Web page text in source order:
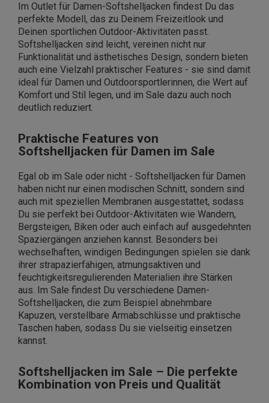
Im Outlet für Damen-Softshelljacken findest Du das
perfekte Modell, das zu Deinem Freizeitlook und
Deinen sportlichen Outdoor-Aktivitäten passt.
Softshelljacken sind leicht, vereinen nicht nur
Funktionalität und ästhetisches Design, sondern bieten
auch eine Vielzahl praktischer Features - sie sind damit
ideal für Damen und Outdoorsportlerinnen, die Wert auf
Komfort und Stil legen, und im Sale dazu auch noch
deutlich reduziert.
Praktische Features von
Softshelljacken für Damen im Sale
Egal ob im Sale oder nicht - Softshelljacken für Damen
haben nicht nur einen modischen Schnitt, sondern sind
auch mit speziellen Membranen ausgestattet, sodass
Du sie perfekt bei Outdoor-Aktivitäten wie Wandern,
Bergsteigen, Biken oder auch einfach auf ausgedehnten
Spaziergängen anziehen kannst. Besonders bei
wechselhaften, windigen Bedingungen spielen sie dank
ihrer strapazierfähigen, atmungsaktiven und
feuchtigkeitsregulierenden Materialien ihre Stärken
aus. Im Sale findest Du verschiedene Damen-
Softshelljacken, die zum Beispiel abnehmbare
Kapuzen, verstellbare Armabschlüsse und praktische
Taschen haben, sodass Du sie vielseitig einsetzen
kannst.
Softshelljacken im Sale – Die perfekte
Kombination von Preis und Qualität